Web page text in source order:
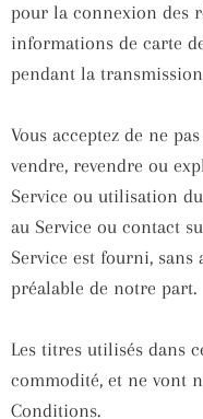
pour la connexion des
informations de carte
pendant la
Vous acceptez de ne
vendre, revendre ou
Service ou utilisation
au Service ou contact
Service est fourni,
préalable de notre part.
Les titres utilisés dans
commodité, et ne vont
Conditions.